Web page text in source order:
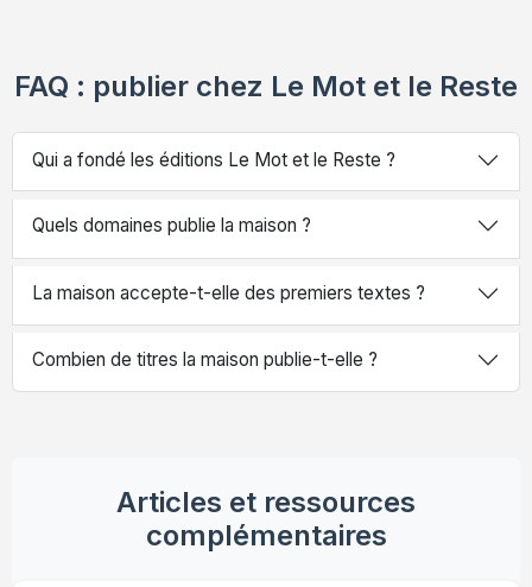
FAQ : publier chez Le Mot et le Reste
Qui a fondé les éditions Le Mot et le Reste ?
Quels domaines publie la maison ?
La maison accepte-t-elle des premiers textes ?
Combien de titres la maison publie-t-elle ?
Articles et ressources
complémentaires